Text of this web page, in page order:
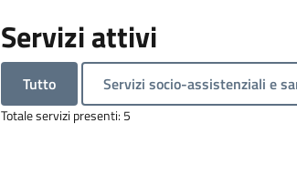
Servizi attivi
Tutto Servizi socio-assistenziali e
Totale servizi presenti: 5